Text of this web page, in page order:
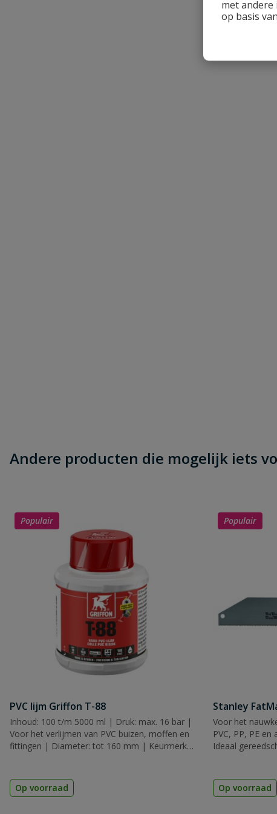
met
op basis
Andere producten die mogelijk iets
Populair
PVC lijm Griffon T-88
Inhoud: 100 t/m 5000 ml | Druk: max. 16 bar |
Voor het verlijmen van PVC buizen, moffen en
fittingen | Diameter: tot 160 mm | Keurmerk:
Op voorraad
Populair
Stanley
Voor het
PVC, PP, PE
Ideaal
Op voorraad